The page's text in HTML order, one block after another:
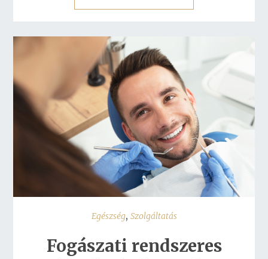
Egészség, Szolgáltatás
Fogászati rendszeres